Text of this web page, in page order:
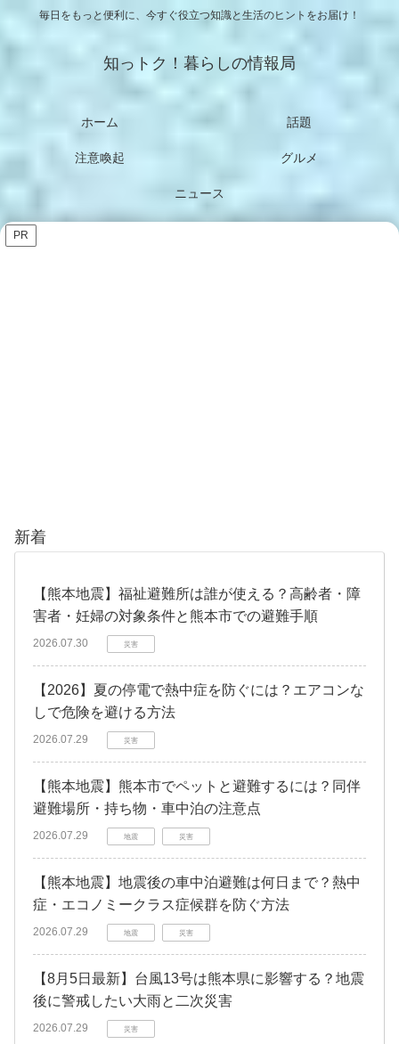
毎日をもっと便利に、今すぐ役立つ知識と生活のヒントをお届け！
知っトク！暮らしの情報局
ホーム 話題
注意喚起 グルメ
ニュース
PR
新着
【熊本地震】福祉避難所は誰が使える？高齢者・障
害者・妊婦の対象条件と熊本市での避難手順
2026.07.30 災害
【2026】夏の停電で熱中症を防ぐには？エアコンな
しで危険を避ける方法
2026.07.29 災害
【熊本地震】熊本市でペットと避難するには？同伴
避難場所・持ち物・車中泊の注意点
2026.07.29 地震 災害
【熊本地震】地震後の車中泊避難は何日まで？熱中
症・エコノミークラス症候群を防ぐ方法
2026.07.29 地震 災害
【8月5日最新】台風13号は熊本県に影響する？地震
後に警戒したい大雨と二次災害
2026.07.29 災害